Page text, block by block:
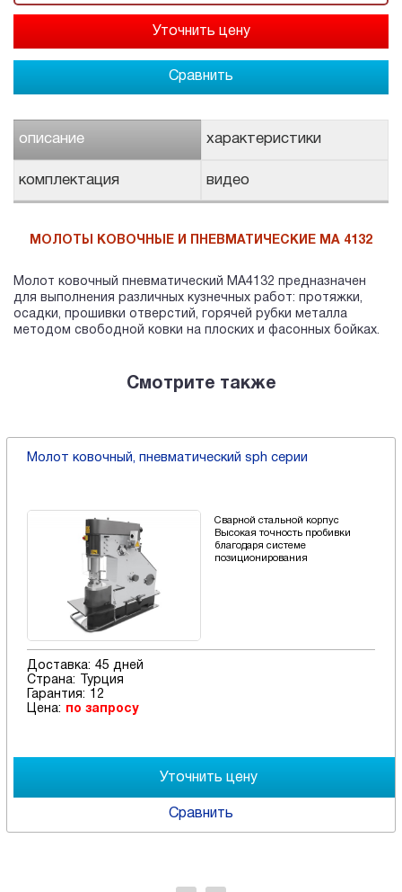
Сравнить
описание характеристики
комплектация видео
МОЛОТЫ КОВОЧНЫЕ И ПНЕВМАТИЧЕСКИЕ MA 4132
Молот ковочный пневматический МА4132 предназначен
для выполнения различных кузнечных работ: протяжки,
осадки, прошивки отверстий, горячей рубки металла
методом свободной ковки на плоских и фасонных бойках.
Смотрите также
Молот ковочный, пневматический sph серии
Сварной стальной корпус
Высокая точность пробивки
благодаря системе
позиционирования
Доставка: 45 дней
Страна:
Турция
Гарантия:
12
Цена:
по запросу
Сравнить